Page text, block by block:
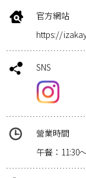
官方網站
https://
SNS
營業時間
午餐：11:30